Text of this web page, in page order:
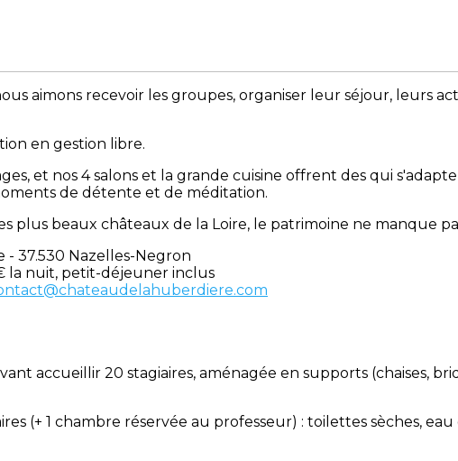
aimons recevoir les groupes, organiser leur séjour, leurs
en gestion libre.
et nos 4 salons et la grande cuisine offrent des qui
de détente et de méditation.
plus beaux châteaux de la Loire, le patrimoine ne manque
- 37.530 Nazelles-Negron
la nuit, petit-déjeuner inclus
accueillir 20 stagiaires, aménagée en supports (chaises,
(+ 1 chambre réservée au professeur) : toilettes sèches, eau